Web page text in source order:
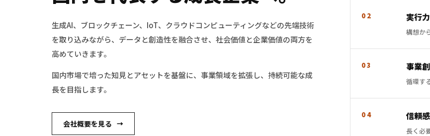
生成AI、ブロックチェーン、IoT、クラウドコンピューティングなどの先端技術
を取り込みながら、データと創造性を融合させ、社会価値と企業価値の両方を
高めていきます。
国内市場で培った知見とアセットを基盤に、事業領域を拡張し、持続可能な成
長を目指します。
会社概要を見る →
02 実行力
構想か
03 事業
循環す
04 信頼感
長く必